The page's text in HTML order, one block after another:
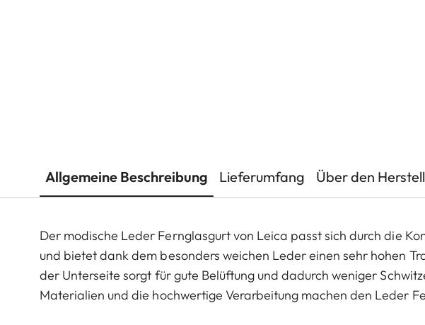
Allgemeine Beschreibung Lieferumfang Über den
Der modische Leder Fernglasgurt von Leica passt sich durch die
und bietet dank dem besonders weichen Leder einen sehr hohen
der Unterseite sorgt für gute Belüftung und dadurch weniger
Materialien und die hochwertige Verarbeitung machen den Leder